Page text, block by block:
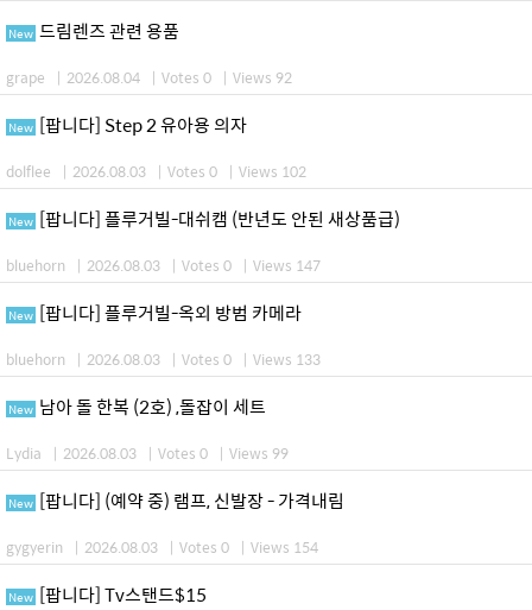
New 드림렌즈 관련 용품
grape | 2026.08.04 | Votes 0 | Views 92
New [팝니다] Step 2 유아용 의자
dolflee | 2026.08.03 | Votes 0 | Views 102
New [팝니다] 플루거빌-대쉬캠 (반년도 안된 새상품급)
bluehorn | 2026.08.03 | Votes 0 | Views 147
New [팝니다] 플루거빌-옥외 방범 카메라
bluehorn | 2026.08.03 | Votes 0 | Views 133
New 남아 돌 한복 (2호) ,돌잡이 세트
Lydia | 2026.08.03 | Votes 0 | Views 99
New [팝니다] (예약 중) 램프, 신발장 - 가격내림
gygyerin | 2026.08.03 | Votes 0 | Views 154
New [팝니다] Tv스탠드$15